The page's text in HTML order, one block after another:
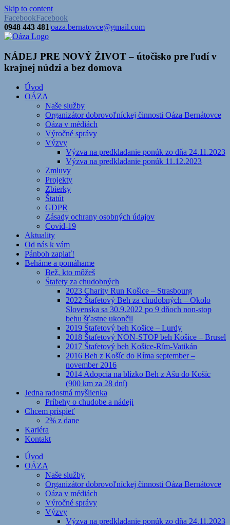
Skip to content
FacebookFacebook
0948 443 481|oaza.bernatovce@gmail.com
NÁDEJ PRE NOVÝ ŽIVOT – útočisko pre ľudí v
krajnej núdzi a bez domova
Úvod
OÁZA
Naše služby
Organizátor dobrovoľníckej činnosti Oáza Bernátovce
Oáza v médiách
Výročné správy
Výzvy
Výzva na predkladanie ponúk zo dňa 24.11.2023
Výzva na predkladanie ponúk 11.12.2023
Zmluvy
Projekty
Zbierky
Štatút
GDPR
Zásady ochrany osobných údajov
Covid-19
Aktuality
Od nás k vám
Pánboh zaplať!
Beháme a pomáhame
Bež, kto môžeš
Štafety za chudobných
2023 Charity Run Košice – Strasbourg
2022 Štafetový Beh za chudobných – Okolo
Slovenska sa 30.9.2022 po 9 dňoch non-stop
behu šťastne ukončil
2019 Štafetový beh Košice – Lurdy
2018 Štafetový NON-STOP beh Košice – Brusel
2017 Štafetový beh Košice-Rím-Vatikán
2016 Beh z Košíc do Ríma september –
november 2016
2014 Adopcia na blízko Beh z Ašu do Košíc
(900 km za 28 dní)
Jedna radostná myšlienka
Príbehy o chudobe a nádeji
Chcem prispieť
2% z dane
Kariéra
Kontakt
Úvod
OÁZA
Naše služby
Organizátor dobrovoľníckej činnosti Oáza Bernátovce
Oáza v médiách
Výročné správy
Výzvy
Výzva na predkladanie ponúk zo dňa 24.11.2023